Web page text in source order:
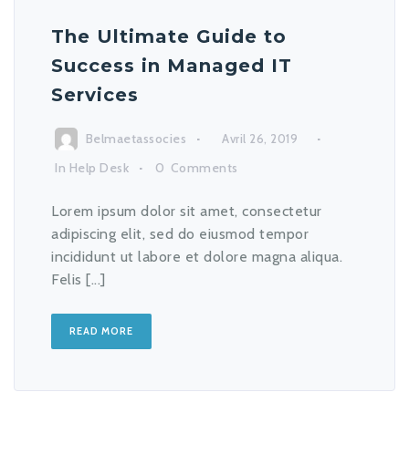
The Ultimate Guide to
Success in Managed IT
Services
Belmaetassocies Avril 26, 2019
In Help Desk 0 Comments
Lorem ipsum dolor sit amet, consectetur
adipiscing elit, sed do eiusmod tempor
incididunt ut labore et dolore magna aliqua.
Felis [...]
READ MORE